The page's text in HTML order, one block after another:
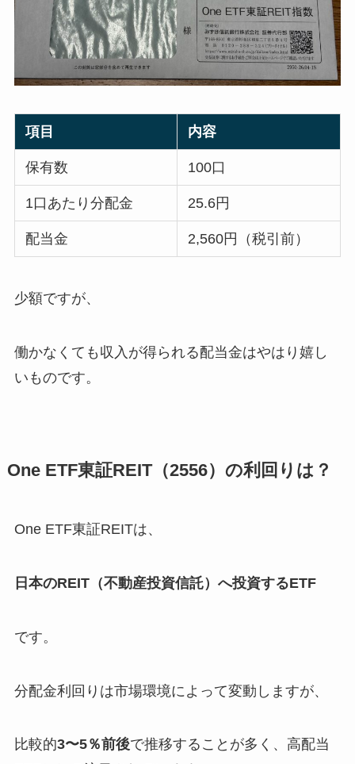
項目 内容
保有数 100口
1口あたり分配金 25.6円
配当金 2,560円（税引前）
少額ですが、
働かなくても収入が得られる配当金はやはり嬉し
いものです。
One ETF東証REIT（2556）の利回りは？
One ETF東証REITは、
日本のREIT（不動産投資信託）へ投資するETF
です。
分配金利回りは市場環境によって変動しますが、
比較的3〜5％前後で推移することが多く、高配当